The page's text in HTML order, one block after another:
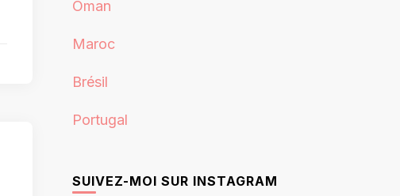
Oman
Maroc
Brésil
Portugal
SUIVEZ-MOI SUR INSTAGRAM